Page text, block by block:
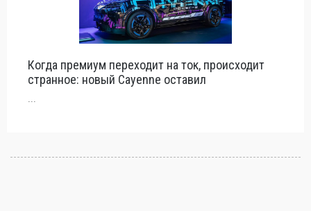
Когда премиум переходит на ток, происходит
странное: новый Cayenne оставил
...